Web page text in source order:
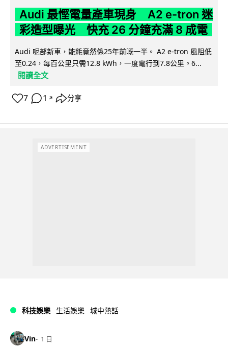
Audi 最慳電量產車現身 A2 e-tron 迷
彩造型曝光 快充 26 分鐘充滿 8 成電
Audi 呢部新車，能耗竟然係25年前嘅一半。 A2 e-tron 風阻低
至0.24，每百公里只需12.8 kWh，一度電行到7.8公里。6...
閱讀全文
7 1 ↗ 分享
ADVERTISEMENT
科技娛樂 生活娛樂 城中熱話
Vin 1 日